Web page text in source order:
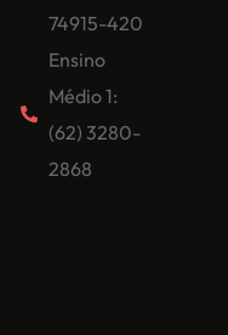
74915-420
Ensino
Médio 1:
(62) 3280-
2868